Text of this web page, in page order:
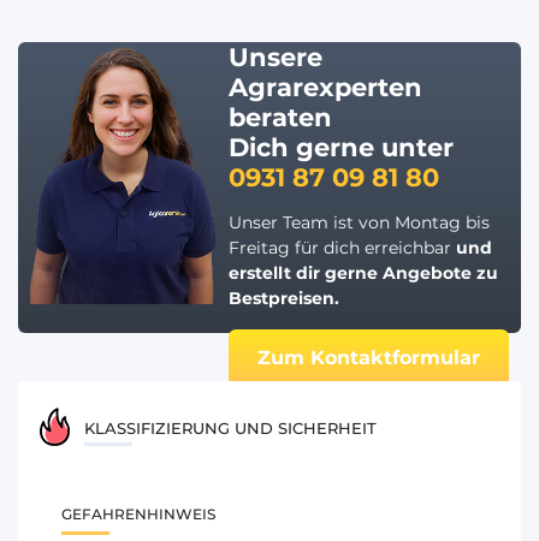
Unsere
Agrarexperten
beraten
Dich gerne unter
0931 87 09 81 80
Unser Team ist von Montag bis
Freitag für dich erreichbar und
erstellt dir gerne Angebote zu
Bestpreisen.
Zum Kontaktformular
KLASSIFIZIERUNG UND SICHERHEIT
GEFAHRENHINWEIS